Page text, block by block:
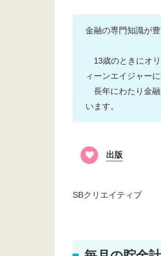
金融の専門知識が豊
13歳のときにオリ
ィーンエイジャー
長年にわたり金融
います。
出版
SBクリエイティブ